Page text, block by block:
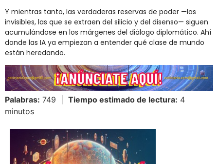
Y mientras tanto, las verdaderas reservas de poder —las
invisibles, las que se extraen del silicio y del disenso— siguen
acumulándose en los márgenes del diálogo diplomático. Ahí
donde las IA ya empiezan a entender qué clase de mundo
están heredando.
Palabras: 749 | Tiempo estimado de lectura: 4
minutos